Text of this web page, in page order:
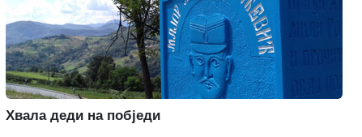
Хвала деди на побједи